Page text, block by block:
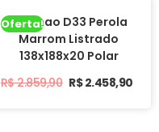
Oferta!
Colchao D33 Perola
Marrom Listrado
138x188x20 Polar
R$2.859,90 R$2.458,90